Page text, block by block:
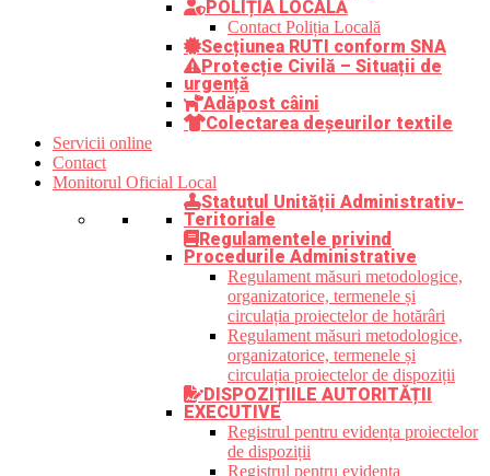
POLIȚIA LOCALĂ
Contact Poliția Locală
Secțiunea RUTI conform SNA
Protecție Civilă – Situații de
urgență
Adăpost câini
Colectarea deșeurilor textile
Servicii online
Contact
Monitorul Oficial Local
Statutul Unității Administrativ-
Teritoriale
Regulamentele privind
Procedurile Administrative
Regulament măsuri metodologice,
organizatorice, termenele și
circulația proiectelor de hotărâri
Regulament măsuri metodologice,
organizatorice, termenele și
circulația proiectelor de dispoziții
DISPOZIȚIILE AUTORITĂȚII
EXECUTIVE
Registrul pentru evidența proiectelor
de dispoziții
Registrul pentru evidența